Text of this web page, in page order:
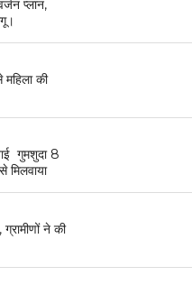
प्लान,
की
गुमशुदा 8
मिलवाया
ने की